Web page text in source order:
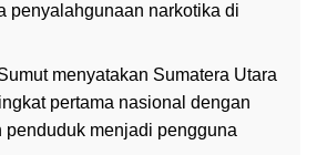
penyalahgunaan narkotika di
menyatakan Sumatera Utara
pertama nasional dengan
penduduk menjadi pengguna